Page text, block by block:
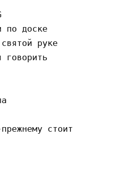
по доске
руке
говорить
стоит